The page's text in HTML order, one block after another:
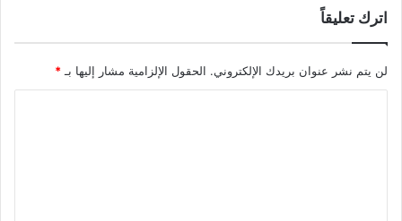
اترك تعليقاً
لن يتم نشر عنوان بريدك الإلكتروني. الحقول الإلزامية مشار إليها بـ *